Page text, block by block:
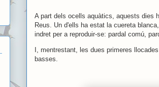
A part dels ocells aquàtics, aquests dies
Reus. Un d'ells ha estat la cuereta
indret per a reproduir-se: pardal comú,
I, mentrestant, les dues primeres
basses.